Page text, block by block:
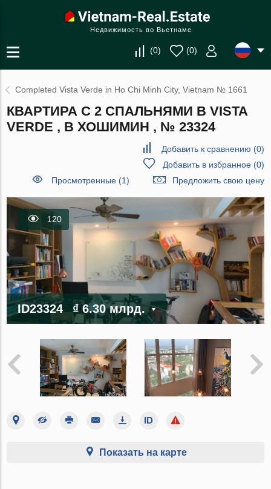
Недвижимость во Вьетнаме
(0) (0)
Completed Vista Verde in Ho Chi Minh City, Vietnam № 1661
КВАРТИРА С 2 СПАЛЬНЯМИ В VISTA
VERDE , В ХОШИМИН , № 23324
Добавить к сравнению (0)
Добавить в избранное(0)
Просмотренные (1)
Предложить свою цену
120
ID23324 ₫ 6.30 млрд.
Показать на карте